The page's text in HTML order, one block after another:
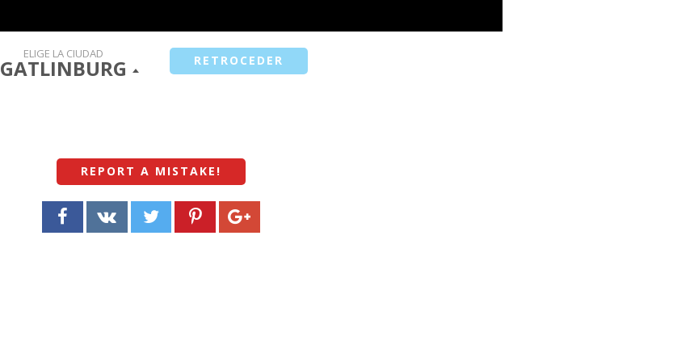
ELIGE LA CIUDAD
GATLINBURG RETROCEDER
REPORT A MISTAKE !